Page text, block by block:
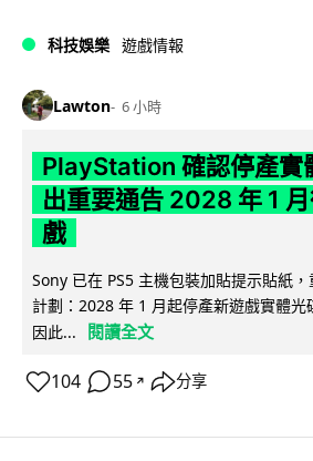
科技娛樂 遊戲情報
Lawton 6 小時
PlayStation 確認停產實
出重要通告 2028 年 1
戲
Sony 已在 PS5 主機包裝加貼提示貼紙
計劃：2028 年 1 月起停產新遊戲實體光
因此...
閱讀全文
104 55 ↗ 分享